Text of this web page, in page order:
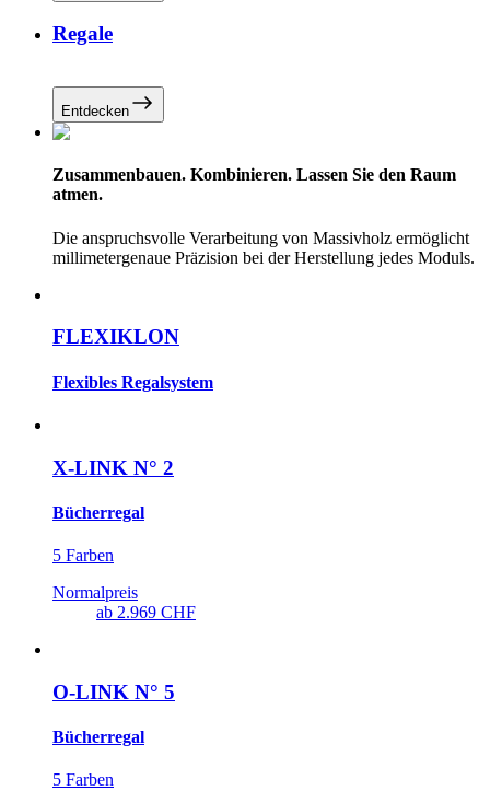
Regale
Entdecken
Zusammenbauen. Kombinieren. Lassen Sie den Raum
atmen.
Die anspruchsvolle Verarbeitung von Massivholz ermöglicht
millimetergenaue Präzision bei der Herstellung jedes Moduls.
FLEXIKLON
Flexibles Regalsystem
X-LINK N° 2
Bücherregal
5 Farben
Normalpreis
ab 2.969 CHF
O-LINK N° 5
Bücherregal
5 Farben